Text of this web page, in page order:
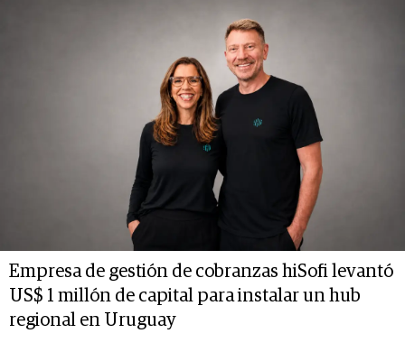
Empresa de gestión de cobranzas hiSofi levantó
US$ 1 millón de capital para instalar un hub
regional en Uruguay